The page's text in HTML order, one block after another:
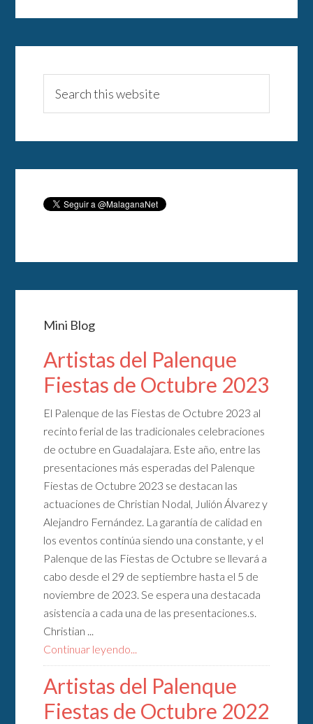
Mini Blog
Artistas del Palenque
Fiestas de Octubre 2023
El Palenque de las Fiestas de Octubre 2023 al
recinto ferial de las tradicionales celebraciones
de octubre en Guadalajara. Este año, entre las
presentaciones más esperadas del Palenque
Fiestas de Octubre 2023 se destacan las
actuaciones de Christian Nodal, Julión Álvarez y
Alejandro Fernández. La garantía de calidad en
los eventos continúa siendo una constante, y el
Palenque de las Fiestas de Octubre se llevará a
cabo desde el 29 de septiembre hasta el 5 de
noviembre de 2023. Se espera una destacada
asistencia a cada una de las presentaciones.s.
Christian ...
Continuar leyendo...
Artistas del Palenque
Fiestas de Octubre 2022